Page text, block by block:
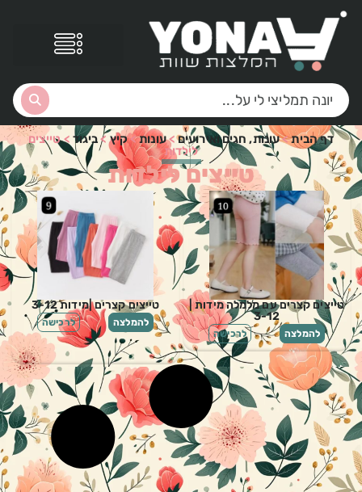
דף הבית>עונות, חגים ואירועים>עונות>קיץ>ביגוד >טייצים
לילדות
טייצים לילדות
טייצים קצרים עם מלמלה מידות |
3-12
להמלצה לרכישה
טייצים קצרים |מידות 3-12
להמלצה לרכישה